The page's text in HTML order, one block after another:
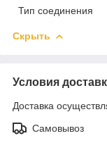
Тип соединения
Скрыть
Условия
Доставка
Самовывоз